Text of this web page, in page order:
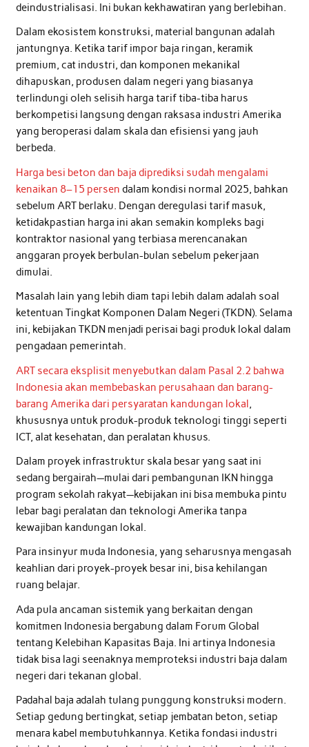
deindustrialisasi. Ini bukan kekhawatiran yang berlebihan.
Dalam ekosistem konstruksi, material bangunan adalah
jantungnya. Ketika tarif impor baja ringan, keramik
premium, cat industri, dan komponen mekanikal
dihapuskan, produsen dalam negeri yang biasanya
terlindungi oleh selisih harga tarif tiba-tiba harus
berkompetisi langsung dengan raksasa industri Amerika
yang beroperasi dalam skala dan efisiensi yang jauh
berbeda.
Harga besi beton dan baja diprediksi sudah mengalami
kenaikan 8–15 persen dalam kondisi normal 2025, bahkan
sebelum ART berlaku. Dengan deregulasi tarif masuk,
ketidakpastian harga ini akan semakin kompleks bagi
kontraktor nasional yang terbiasa merencanakan
anggaran proyek berbulan-bulan sebelum pekerjaan
dimulai.
Masalah lain yang lebih diam tapi lebih dalam adalah soal
ketentuan Tingkat Komponen Dalam Negeri (TKDN). Selama
ini, kebijakan TKDN menjadi perisai bagi produk lokal dalam
pengadaan pemerintah.
ART secara eksplisit menyebutkan dalam Pasal 2.2 bahwa
Indonesia akan membebaskan perusahaan dan barang-
barang Amerika dari persyaratan kandungan lokal
khususnya untuk produk-produk teknologi tinggi seperti
ICT, alat kesehatan, dan peralatan khusus.
Dalam proyek infrastruktur skala besar yang saat ini
sedang bergairah—mulai dari pembangunan IKN hingga
program sekolah rakyat—kebijakan ini bisa membuka pintu
lebar bagi peralatan dan teknologi Amerika tanpa
kewajiban kandungan lokal.
Para insinyur muda Indonesia, yang seharusnya mengasah
keahlian dari proyek-proyek besar ini, bisa kehilangan
ruang belajar.
Ada pula ancaman sistemik yang berkaitan dengan
komitmen Indonesia bergabung dalam Forum Global
tentang Kelebihan Kapasitas Baja. Ini artinya Indonesia
tidak bisa lagi seenaknya memproteksi industri baja dalam
negeri dari tekanan global.
Padahal baja adalah tulang punggung konstruksi modern.
Setiap gedung bertingkat, setiap jembatan beton, setiap
menara kabel membutuhkannya. Ketika fondasi industri